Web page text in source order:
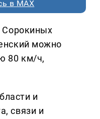
в MAX
Сорокиных
можно
80 км/ч,
и
связи и